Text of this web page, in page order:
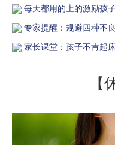
每天都用的上的激励孩
专家提醒：规避四种不
家长课堂：孩子不肯起
【